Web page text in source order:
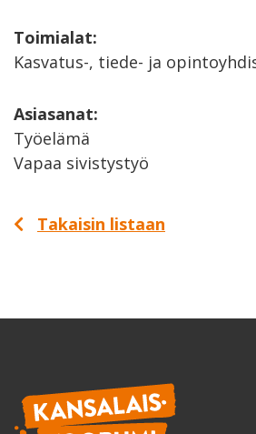
Toimialat:
Kasvatus-, tiede- ja
Asiasanat:
Työelämä
Vapaa sivistystyö
Takaisin listaan